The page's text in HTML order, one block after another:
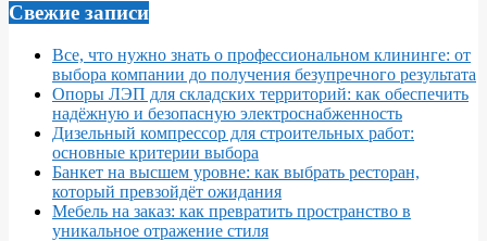
Свежие записи
Все, что нужно знать о профессиональном клининге: от
выбора компании до получения безупречного результата
Опоры ЛЭП для складских территорий: как обеспечить
надёжную и безопасную электроснабженность
Дизельный компрессор для строительных работ:
основные критерии выбора
Банкет на высшем уровне: как выбрать ресторан,
который превзойдёт ожидания
Мебель на заказ: как превратить пространство в
уникальное отражение стиля